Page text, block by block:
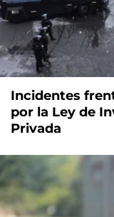
Incidentes
por la Ley de
Privada